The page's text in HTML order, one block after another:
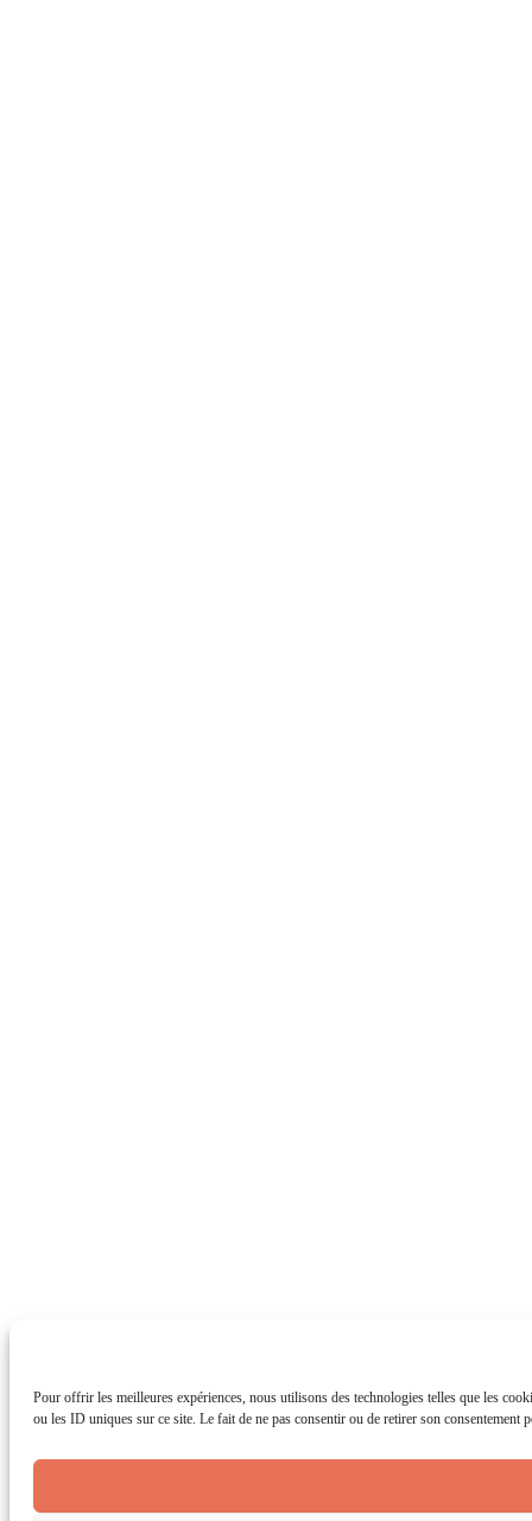
Pour offrir les meilleures expériences, nous utilisons des technologies telles que les
ou les ID uniques sur ce site. Le fait de ne pas consentir ou de retirer son